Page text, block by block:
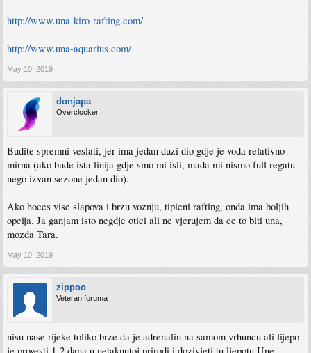
http://www.una-kiro-rafting.com/
http://www.una-aquarius.com/
May 10, 2019
donjapa
Overclocker
Budite spremni veslati, jer ima jedan duzi dio gdje je voda relativno
mirna (ako bude ista linija gdje smo mi isli, mada mi nismo full regatu
nego izvan sezone jedan dio).
Ako hoces vise slapova i brzu voznju, tipicni rafting, onda ima boljih
opcija. Ja ganjam isto negdje otici ali ne vjerujem da ce to biti una,
mozda Tara.
May 10, 2019
zippoo
Veteran foruma
nisu nase rijeke toliko brze da je adrenalin na samom vrhuncu ali lijepo
je provesti 1-2 dana u netaknutoj prirodi i dozivjeti tu ljepotu Une